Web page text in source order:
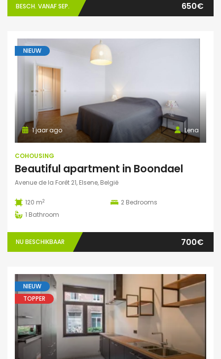
BESCH. VANAF SEP. 650€
NIEUW
Lena
1 jaar ago
COHOUSING
Beautiful apartment in Boondael
Avenue de la Forêt 21, Elsene, België
120 m2 2 Bedrooms
1 Bathroom
NU BESCHIKBAAR 700€
NIEUW
TOPPER